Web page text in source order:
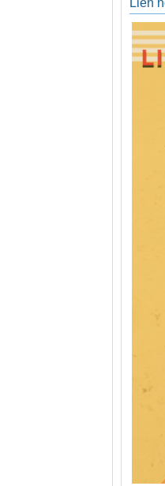
Liên